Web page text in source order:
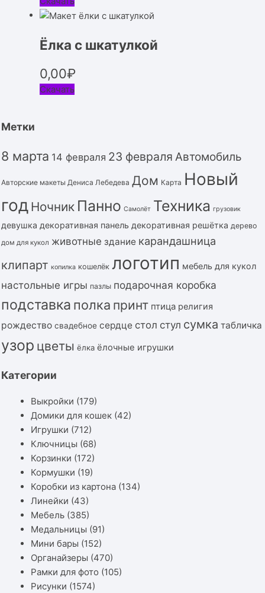
Ёлка с шкатулкой
0,00₽
Скачать
Метки
8 марта 14 февраля 23 февраля Автомобиль
Авторские макеты Дениса Лебедева Дом Карта Новый
год Ночник Панно Самолёт Техника грузовик
девушка декоративная панель декоративная решётка дерево
дом для кукол животные здание карандашница
клипарт копилка кошелёк логотип мебель для кукол
настольные игры пазлы подарочная коробка
подставка полка принт птица религия
рождество свадебное сердце стол стул сумка табличка
узор цветы ёлка ёлочные игрушки
Категории
Выкройки (179)
Домики для кошек (42)
Игрушки (712)
Ключницы (68)
Корзинки (172)
Кормушки (19)
Коробки из картона (134)
Линейки (43)
Мебель (385)
Медальницы (91)
Мини бары (152)
Органайзеры (470)
Рамки для фото (105)
Рисунки (1574)